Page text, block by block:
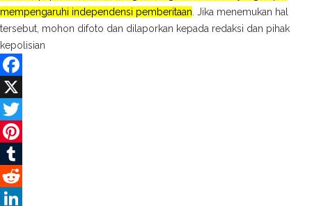
mempengaruhi independensi pemberitaan. Jika menemukan hal
tersebut, mohon difoto dan dilaporkan kepada redaksi dan pihak
kepolisian
Facebook
X
Twitter
Pinterest
Tumblr
Reddit